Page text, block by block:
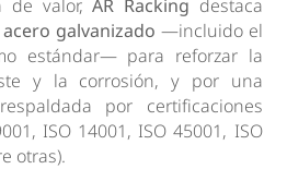
de valor,AR Racking destaca
acero galvanizado —incluido el
estándar— para reforzar la
y la corrosión, y por una
por certificaciones
ISO 14001, ISO 45001, ISO
otras).